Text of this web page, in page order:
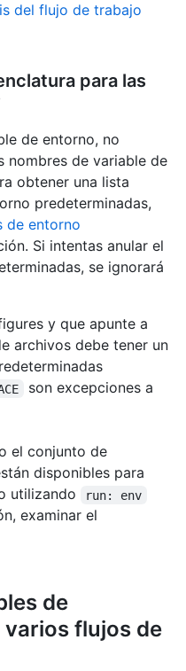
del flujo de trabajo
para las
de entorno, no
nombres de variable de
obtener una lista
predeterminadas,
de entorno
Si intentas anular el
se ignorará
y que apunte a
archivos debe tener un
son excepciones a
el conjunto de
disponibles para
utilizando
run: env
examinar el
de
flujos de